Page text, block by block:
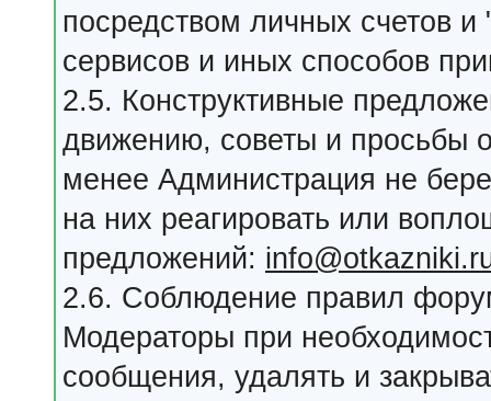
посредством личных счетов
сервисов и иных способов
2.5. Конструктивные
движению, советы и просьбы
менее Администрация не
на них реагировать или
предложений:
2.6. Соблюдение правил
Модераторы при
сообщения, удалять и